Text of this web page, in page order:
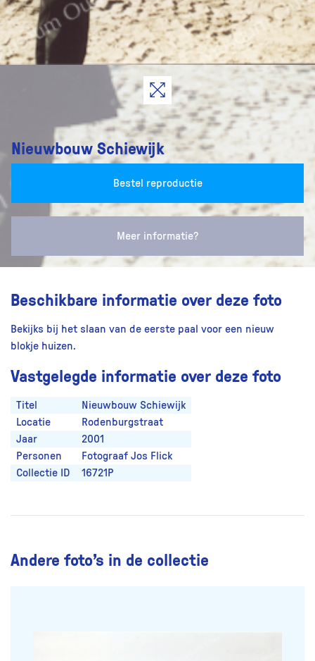
Nieuwbouw Schiewijk
Bestel reproductie
Meer informatie?
Beschikbare informatie over deze foto
Bekijks bij het slaan van de eerste paal voor een nieuw
blokje huizen.
Vastgelegde informatie over deze foto
Titel
Nieuwbouw Schiewijk
Locatie
Rodenburgstraat
Jaar
2001
Personen
Fotograaf Jos Flick
Collectie ID
16721P
Andere foto’s in de collectie